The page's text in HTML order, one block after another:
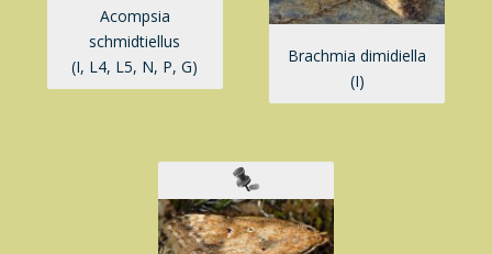
Acompsia
schmidtiellus
(I, L4, L5, N, P, G)
Brachmia dimidiella
(I)